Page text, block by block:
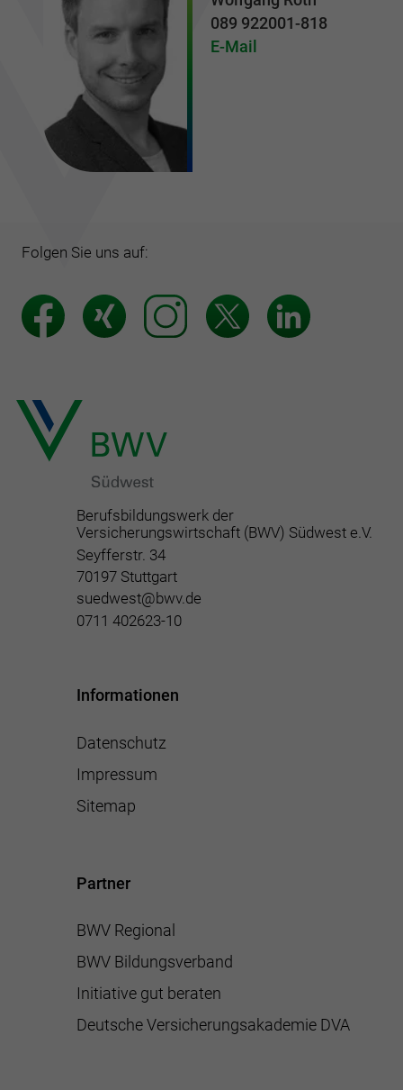
089 922001-818
E-Mail
Folgen Sie uns auf:
Berufsbildungswerk der
Versicherungswirtschaft (BWV) Südwest e.V.
Seyfferstr. 34
70197 Stuttgart
suedwest@bwv.de
0711 402623-10
Informationen
Datenschutz
Impressum
Sitemap
Partner
BWV Regional
BWV Bildungsverband
Initiative gut beraten
Deutsche Versicherungsakademie DVA